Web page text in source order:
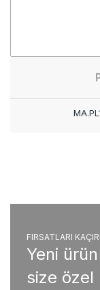
FIRSATLARI
Yeni
size özel